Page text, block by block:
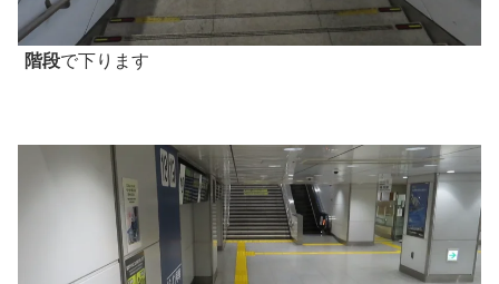
階段で下ります